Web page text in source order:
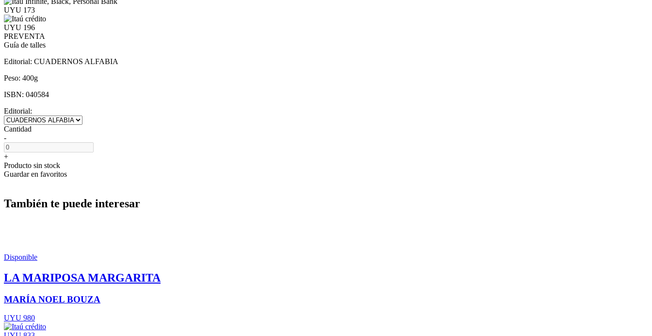
UYU 173
UYU 196
PREVENTA
Guía de talles
Editorial: CUADERNOS ALFABIA
Peso: 400g
ISBN: 040584
Editorial:
Cantidad
-
+
Producto sin stock
Guardar en favoritos
También te puede interesar
Disponible
LA MARIPOSA MARGARITA
MARÍA NOEL BOUZA
UYU 980